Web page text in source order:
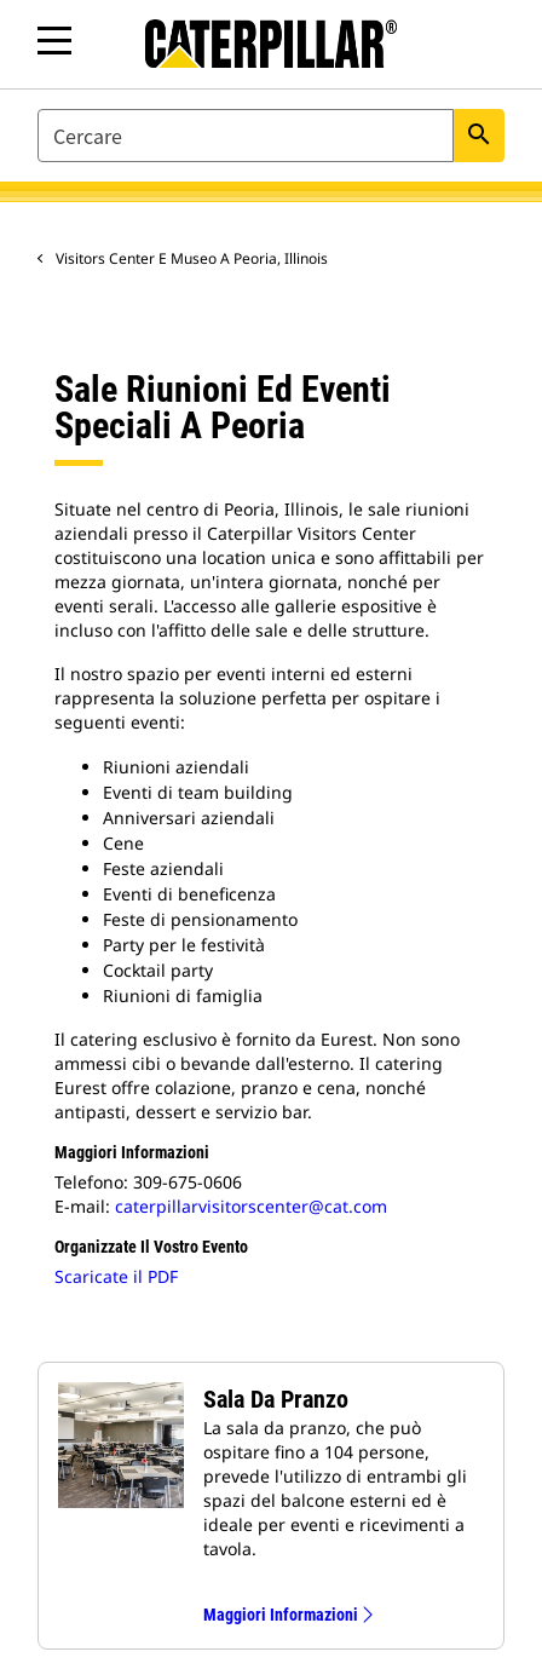
SEARCH search
Visitors Center E Museo A Peoria, Illinois
Sale Riunioni Ed Eventi
Speciali A Peoria
Situate nel centro di Peoria, Illinois, le sale riunioni
aziendali presso il Caterpillar Visitors Center
costituiscono una location unica e sono affittabili per
mezza giornata, un'intera giornata, nonché per
eventi serali. L'accesso alle gallerie espositive è
incluso con l'affitto delle sale e delle strutture.
Il nostro spazio per eventi interni ed esterni
rappresenta la soluzione perfetta per ospitare i
seguenti eventi:
Riunioni aziendali
Eventi di team building
Anniversari aziendali
Cene
Feste aziendali
Eventi di beneficenza
Feste di pensionamento
Party per le festività
Cocktail party
Riunioni di famiglia
Il catering esclusivo è fornito da Eurest. Non sono
ammessi cibi o bevande dall'esterno. Il catering
Eurest offre colazione, pranzo e cena, nonché
antipasti, dessert e servizio bar.
Maggiori Informazioni
Telefono: 309-675-0606
E-mail: caterpillarvisitorscenter@cat.com
Organizzate Il Vostro Evento
Scaricate il PDF
Sala Da Pranzo
La sala da pranzo, che può
ospitare fino a 104 persone,
prevede l'utilizzo di entrambi gli
spazi del balcone esterni ed è
ideale per eventi e ricevimenti a
tavola.
Maggiori Informazioni